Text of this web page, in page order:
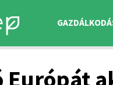
Európát